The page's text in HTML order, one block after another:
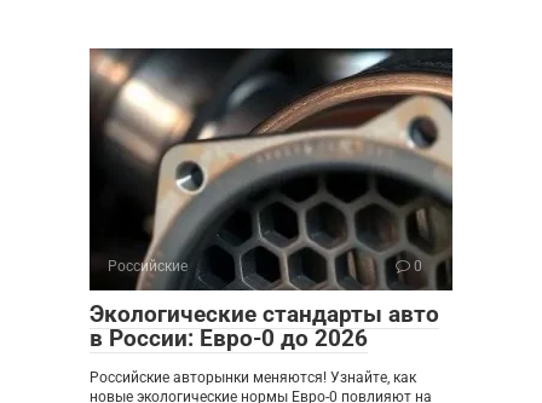
Российские 0
Экологические стандарты авто
в России: Евро-0 до 2026
Российские авторынки меняются! Узнайте, как
новые экологические нормы Евро-0 повлияют на